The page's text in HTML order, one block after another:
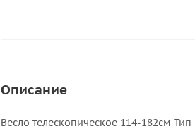
Описание
Весло телескопическое 114-182см